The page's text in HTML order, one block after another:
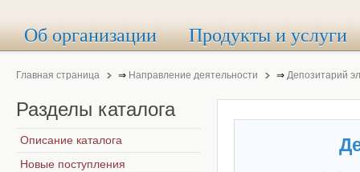
Об организации Продукты и услуги
Главная страница ⇒ Направление деятельности ⇒ Депозитарий
Разделы каталога
Описание каталога
Новые поступления